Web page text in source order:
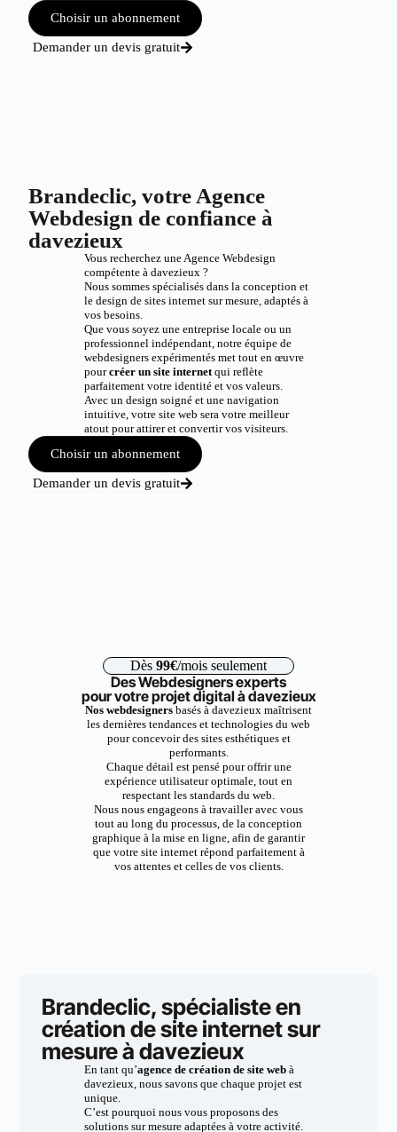
Choisir un abonnement
Demander un devis gratuit
Brandeclic, votre Agence
Webdesign de confiance à
davezieux
Vous recherchez une Agence Webdesign
compétente à davezieux ?
Nous sommes spécialisés dans la conception et
le design de sites internet sur mesure, adaptés à
vos besoins.
Que vous soyez une entreprise locale ou un
professionnel indépendant, notre équipe de
webdesigners expérimentés met tout en œuvre
pourcréer un site internetqui reflète
parfaitement votre identité et vos valeurs.
Avec un design soigné et une navigation
intuitive, votre site web sera votre meilleur
atout pour attirer et convertir vos visiteurs.
Choisir un abonnement
Demander un devis gratuit
Dès 99€/mois seulement
Des Webdesigners experts
pour votre projet digital à davezieux
Nos webdesigners basés à davezieux maîtrisent
les dernières tendances et technologies du web
pour concevoir des sites esthétiques et
performants.
Chaque détail est pensé pour offrir une
expérience utilisateur optimale, tout en
respectant les standards du web.
Nous nous engageons à travailler avec vous
tout au long du processus, de la conception
graphique à la mise en ligne, afin de garantir
que votre site internet répond parfaitement à
vos attentes et celles de vos clients.
Brandeclic, spécialiste en
création de site internet sur
mesure à davezieux
En tant qu’agence de création de site webà
davezieux, nous savons que chaque projet est
unique.
C’est pourquoi nous vous proposons des
solutions sur mesure adaptées à votre activité.